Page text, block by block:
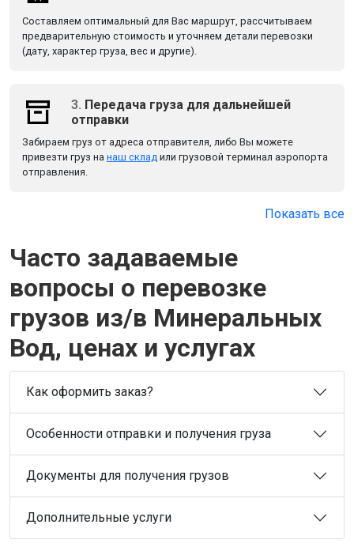
Составляем оптимальный для Вас маршрут, рассчитываем
предварительную стоимость и уточняем детали перевозки
(дату, характер груза, вес и другие).
3. Передача груза для дальнейшей
отправки
Забираем груз от адреса отправителя, либо Вы можете
привезти груз на наш склад или грузовой терминал аэропорта
отправления.
Показать все
Часто задаваемые
вопросы о перевозке
грузов из/в Минеральных
Вод, ценах и услугах
Как оформить заказ?
Особенности отправки и получения груза
Документы для получения грузов
Дополнительные услуги